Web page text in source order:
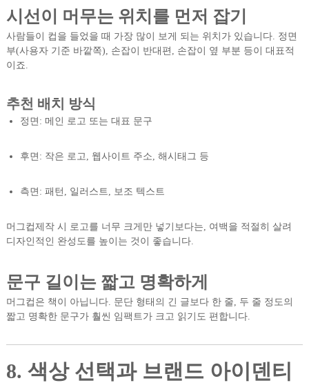
시선이 머무는 위치를 먼저 잡기
사람들이 컵을 들었을 때 가장 많이 보게 되는 위치가 있습니다. 정면
부(사용자 기준 바깥쪽), 손잡이 반대편, 손잡이 옆 부분 등이 대표적
이죠.
추천 배치 방식
정면: 메인 로고 또는 대표 문구
후면: 작은 로고, 웹사이트 주소, 해시태그 등
측면: 패턴, 일러스트, 보조 텍스트
머그컵제작 시 로고를 너무 크게만 넣기보다는, 여백을 적절히 살려
디자인적인 완성도를 높이는 것이 좋습니다.
문구 길이는 짧고 명확하게
머그컵은 책이 아닙니다. 문단 형태의 긴 글보다 한 줄, 두 줄 정도의
짧고 명확한 문구가 훨씬 임팩트가 크고 읽기도 편합니다.
8. 색상 선택과 브랜드 아이덴티